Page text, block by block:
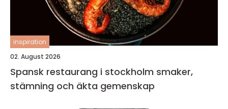
inspiration
02. August 2026
Spansk restaurang i stockholm smaker,
stämning och äkta gemenskap